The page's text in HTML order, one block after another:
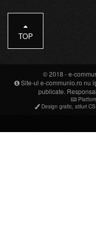
TOP
© 2018 -e-
Site-ul e-communio.ro nu
publicate.
Design grafic stiluri